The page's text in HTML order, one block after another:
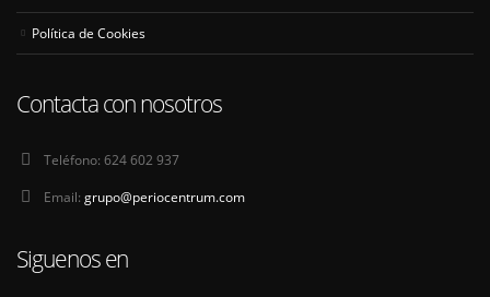
Política de Cookies
Contacta con nosotros
Teléfono: 624 602 937
Email: grupo@periocentrum.com
Siguenos en